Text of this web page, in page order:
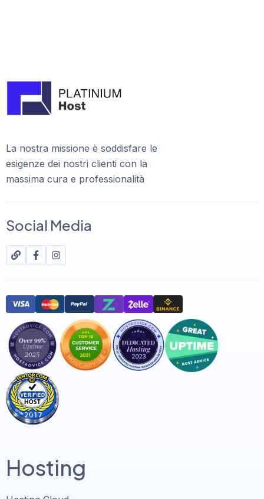
La nostra missione è soddisfare le
esigenze dei nostri clienti con la
massima cura e professionalità
Social Media
Hosting